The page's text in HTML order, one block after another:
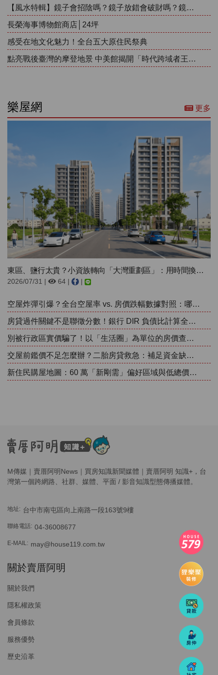
【風水特輯】鏡子會招陰嗎？鏡子放錯會破財嗎？鏡子風水禁忌完整解析
長榮海事博物館商店│24坪
感受在地文化魅力！全台五大原住民祭典
點亮戰後臺灣的摩登地景 中美館揭開「時代跨域者王水河」的美學宇宙
樂屋網 更多
東區、鹽行太貴？小資族轉向「大灣重劃區」：用時間換空間的成家首選
2026/07/31 | 64 | |
空屋炸彈引爆？全台空屋率 vs. 房價跌幅數據對照：哪些重劃區正在經歷殺價取量？
房貸過件關鍵不是聯徵分數！銀行 DIR 負債比計算全攻略：為什麼信用滿分照樣被拒貸？
別被行政區實價騙了！以「生活圈」為單位的房價查詢術，看清區域真實行情
交屋前鑑價不足怎麼辦？二胎房貸救急：補足資金缺口，避免違約金地獄！
新住民購屋地圖：60 萬「新剛需」偏好區域與低總價小宅的抗跌
M傳媒｜賣厝阿明News｜買房知識新聞媒體｜賣厝阿明 知識+，台
灣第一個跨網路、社群、媒體、平面 / 影音知識型態傳播媒體。
地址: 台中市南屯區向上南路一段163號9樓
聯絡電話: 04-36008677
E-MAIL: may@house119.com.tw
關於賣厝阿明
關於我們
隱私權政策
會員條款
服務優勢
歷史沿革